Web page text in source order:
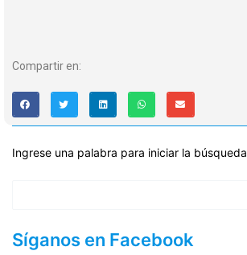
Compartir en:
Ingrese una palabra para iniciar la búsqueda
Síganos en Facebook